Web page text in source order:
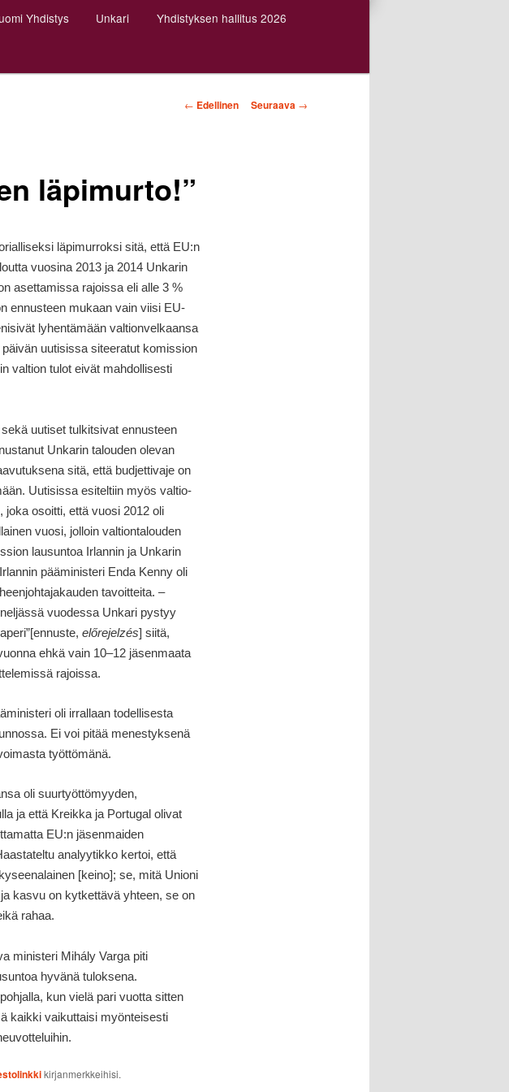
Yhdistys Unkari Yhdistyksen hallitus 2026
Artikkelien
← Edellinen Seuraava →
läpimurto!”
läpimurroksi sitä, että EU:n
vuosina 2013 ja 2014 Unkarin
asettamissa rajoissa eli alle 3 %
ennusteen mukaan vain viisi EU-
lyhentämään valtionvelkaansa
uutisissa siteeratut komission
valtion tulot eivät mahdollisesti
uutiset tulkitsivat ennusteen
Unkarin talouden olevan
sitä, että budjettivaje on
Uutisissa esiteltiin myös valtio-
osoitti, että vuosi 2012 oli
vuosi, jolloin valtiontalouden
lausuntoa Irlannin ja Unkarin
pääministeri Enda Kenny oli
tavoitteita. –
vuodessa Unkari pystyy
[ennuste, előrejelzés] siitä,
ehkä vain 10–12 jäsenmaata
rajoissa.
oli irrallaan todellisesta
Ei voi pitää menestyksenä
työttömänä.
oli suurtyöttömyyden,
ja että Kreikka ja Portugal olivat
EU:n jäsenmaiden
analyytikko kertoi, että
[keino]; se, mitä Unioni
kasvu on kytkettävä yhteen, se on
rahaa.
ministeri Mihály Varga piti
hyvänä tuloksena.
kun vielä pari vuotta sitten
kaikki vaikuttaisi myönteisesti
kirjanmerkkeihisi.